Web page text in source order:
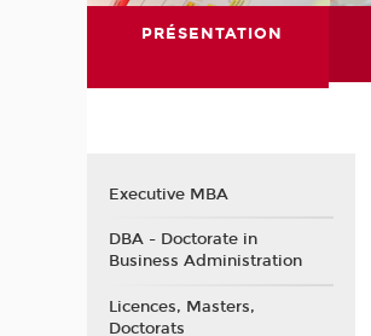
PRÉSENTATION
Executive MBA
DBA - Doctorate in
Business Administration
Licences, Masters,
Doctorats